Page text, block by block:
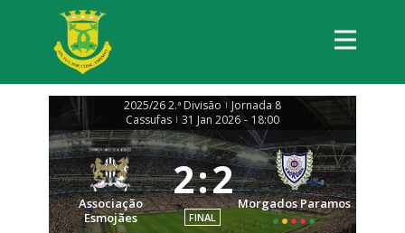
2025/26 2.ª Divisão | Jornada 8
Cassufas | 31 Jan 2026 - 18:00
Associação
Esmojães
2:2
FINAL
Morgados Paramos